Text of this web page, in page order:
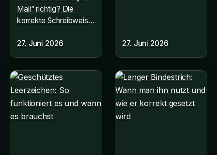
Mail“ richtig? Die
korrekte Schreibweise
Fehler. Alle Infos hier!
27. Juni 2026 27. Juni 2026